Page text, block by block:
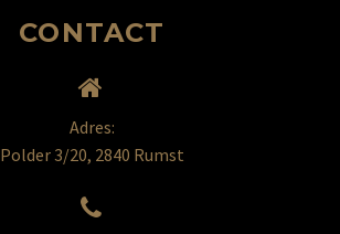
CONTACT


Adres:
Polder 3/20, 2840 Rumst

